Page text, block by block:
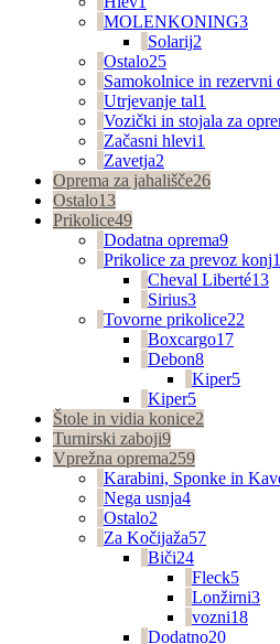
MOLENKONING3
Solarij2
Ostalo25
Samokolnice in rezervni
Utrjevanje tal1
Vozički in stojala za
Začasni hlevi1
Zavetja2
Oprema za jahališče26
Ostalo13
Prikolice49
Dodatna oprema9
Prikolice za prevoz konj
Cheval Liberté13
Sirius3
Tovorne prikolice22
Boxcargo17
Debon8
Kiper5
Kiper5
Štole in vidia konice2
Turnirski zaboji9
Vprežna oprema259
Karabini, Sponke in
Nega usnja4
Ostalo2
Za Kočijaža57
Biči24
Fleck5
Lonžirni3
vozni18
Dodatno20